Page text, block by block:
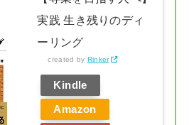
実践 生き残りのディ
ーリング
created by Rinker
Kindle
Amazon